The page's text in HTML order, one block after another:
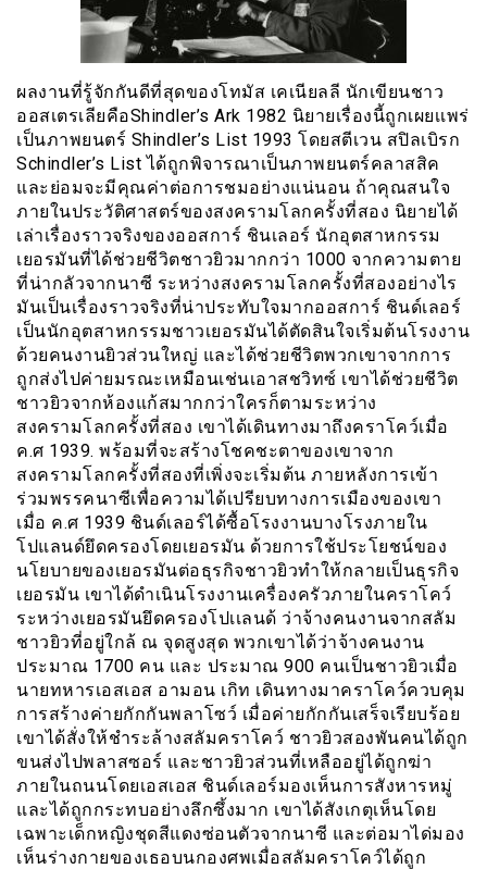
ผลงานที่รู้จักกันดีที่สุดของโทมัส เคเนียลลี นักเขียนชาว
ออสเตรเลียคือShindler’s Ark 1982 นิยายเรื่องนี้ถูกเผยเเพร่
เป็นภาพยนตร์ Shindler’s List 1993 โดยสตีเวน สปิลเบิรก
Schindler’s List ได้ถูกพิจารณาเป็นภาพยนตร์คลาสสิค
และย่อมจะมีคุณค่าต่อการชมอย่างแน่นอน ถ้าคุณสนใจ
ภายในประวัติศาสตร์ของสงครามโลกครั้งที่สอง นิยายได้
เล่าเรื่องราวจริงของออสการ์ ชินเลอร์ นักอุตสาหกรรม
เยอรมันที่ได้ช่วยชีวิตชาวยิวมากกว่า 1000 จากความตาย
ที่น่ากลัวจากนาซี ระหว่างสงครามโลกครั้งที่สองอย่างไร
มันเป็นเรื่องราวจริงที่น่าประทับใจมากออสการ์ ชินด์เลอร์
เป็นนักอุตสาหกรรมชาวเยอรมันได้ตัดสินใจเริ่มต้นโรงงาน
ด้วยคนงานยิวส่วนใหญ่ และได้ช่วยชีวิตพวกเขาจากการ
ถูกส่งไปค่ายมรณะเหมือนเช่นเอาสชวิทซ์ เขาได้ช่วยชีวิต
ชาวยิวจากห้องแก้สมากกว่าใครก็ตามระหว่าง
สงครามโลกครั้งที่สอง เขาได้เดินทางมาถึงคราโคว์เมื่อ
ค.ศ 1939. พร้อมที่จะสร้างโชคชะตาของเขาจาก
สงครามโลกครั้งที่สองที่เพิ่งจะเริ่มต้น ภายหลังการเข้า
ร่วมพรรคนาซีเพื่อความได้เปรียบทางการเมืองของเขา
เมื่อ ค.ศ 1939 ชินด์เลอร์ได้ซื้อโรงงานบางโรงภายใน
โปแลนด์ยึดครองโดยเยอรมัน ด้วยการใช้ประโยชน์ของ
นโยบายของเยอรมันต่อธุรกิจชาวยิวทำให้กลายเป็นธุรกิจ
เยอรมัน เขาได้ดำเนินโรงงานเครื่องครัวภายในคราโคว์
ระหว่างเยอรมันยึดครองโปเเลนด้ ว่าจ้างคนงานจากสลัม
ชาวยิวที่อยู่ใกล้ ณ จุดสูงสุด พวกเขาได้ว่าจ้างคนงาน
ประมาณ 1700 คน และ ประมาณ 900 คนเป็นชาวยิวเมื่อ
นายทหารเอสเอส อามอน เกิท เดินทางมาคราโคว์ควบคุม
การสร้างค่ายกักกันพลาโซว์ เมื่อค่ายกักกันเสร็จเรียบร้อย
เขาได้สั่งให้ชำระล้างสลัมคราโคว์ ชาวยิวสองพันคนได้ถูก
ขนส่งไปพลาสซอร์ และชาวยิวส่วนที่เหลืออยู่ได้ถูกฆ่า
ภายในถนนโดยเอสเอส ชินด์เลอร์มองเห็นการสังหารหมู่
และได้ถูกกระทบอย่างลึกซึ้งมาก เขาได้สังเกตุเห็นโดย
เฉพาะเด็กหญิงชุดสีแดงซ่อนตัวจากนาซี และต่อมาได่มอง
เห็นร่างกายของเธอบนกองศพเมื่อสลัมคราโคว์ได้ถูก